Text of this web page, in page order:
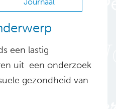
een lastig
uit een onderzoek
gezondheid van